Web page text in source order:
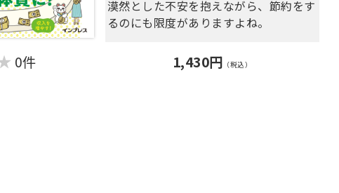
プログラム」の説明もついているので、
読んでいない人でもだいじょうぶ。
・家計ダイエット９つのポイント
0件
漠然とした不安を抱えながら、節約をす
るのにも限度がありますよね。
「あなたのお金」
ステップで詳しく解説。
1,430円 （税込）